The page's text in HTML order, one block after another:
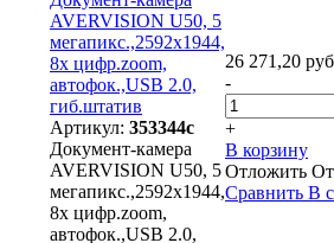
AVERVISION U50, 5
мегапикс.,2592x1944,
8х цифр.zoom,
автофок.,USB 2.0,
гиб.штатив
Артикул: 353344с
Документ-камера
AVERVISION U50, 5
мегапикс.,2592x1944,
8х цифр.zoom,
автофок.,USB 2.0,
26 271,20
-
+
В корзину
Отложить
Сравнить В